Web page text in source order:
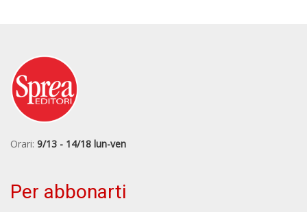
Orari: 9/13 - 14/18 lun-ven
Per abbonarti